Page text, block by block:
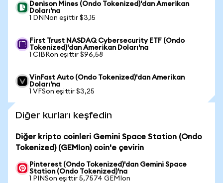
Denison Mines (Ondo Tokenized)'dan Amerikan
Doları'na
1 DNNon eşittir $3,15
First Trust NASDAQ Cybersecurity ETF (Ondo
Tokenized)'dan Amerikan Doları'na
1 CIBRon eşittir $96,58
VinFast Auto (Ondo Tokenized)'dan Amerikan
Doları'na
1 VFSon eşittir $3,25
Diğer kurları keşfedin
Diğer kripto coinleri Gemini Space Station (Ondo
Tokenized) (GEMIon) coin'e çevirin
Pinterest (Ondo Tokenized)'dan Gemini Space
Station (Ondo Tokenized)'na
1 PINSon eşittir 5,7574 GEMIon